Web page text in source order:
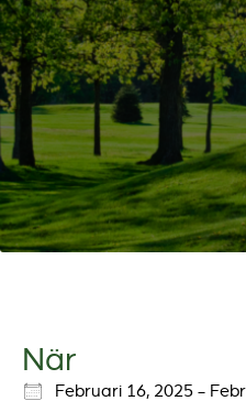
När
Februari 16, 2025 -
Ladda ner ICS